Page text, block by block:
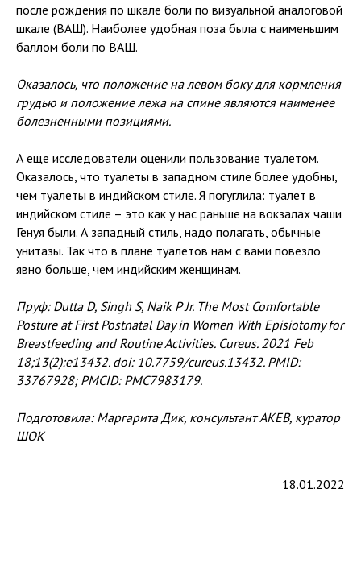
после рождения по шкале боли по визуальной аналоговой
шкале (ВАШ). Наиболее удобная поза была с наименьшим
баллом боли по ВАШ.
Оказалось, что положение на левом боку для кормления
грудью и положение лежа на спине являются наименее
болезненными позициями.
А еще исследователи оценили пользование туалетом.
Оказалось, что туалеты в западном стиле более удобны,
чем туалеты в индийском стиле. Я погуглила: туалет в
индийском стиле – это как у нас раньше на вокзалах чаши
Генуя были. А западный стиль, надо полагать, обычные
унитазы. Так что в плане туалетов нам с вами повезло
явно больше, чем индийским женщинам.
Пруф: Dutta D, Singh S, Naik P Jr. The Most Comfortable
Posture at First Postnatal Day in Women With Episiotomy for
Breastfeeding and Routine Activities. Cureus. 2021 Feb
18;13(2):e13432. doi: 10.7759/cureus.13432. PMID:
33767928; PMCID: PMC7983179.
Подготовила: Маргарита Дик, консультант АКЕВ, куратор
ШОК
18.01.2022